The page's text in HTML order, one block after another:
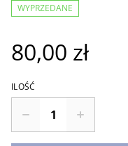
WYPRZEDANE
80,00 zł
ILOŚĆ